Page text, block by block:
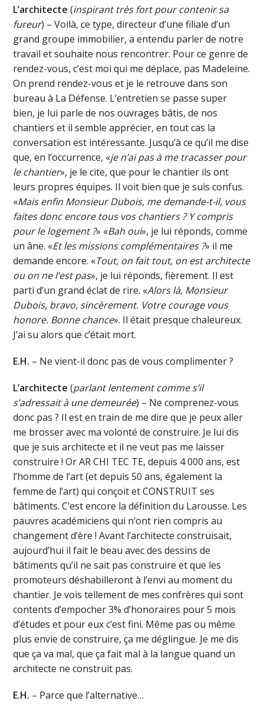
L’architecte (inspirant très fort pour contenir sa
fureur) – Voilà, ce type, directeur d’une filiale d’un
grand groupe immobilier, a entendu parler de notre
travail et souhaite nous rencontrer. Pour ce genre de
rendez-vous, c’est moi qui me déplace, pas Madeleine.
On prend rendez-vous et je le retrouve dans son
bureau à La Défense. L’entretien se passe super
bien, je lui parle de nos ouvrages bâtis, de nos
chantiers et il semble apprécier, en tout cas la
conversation est intéressante. Jusqu’à ce qu’il me dise
que, en l’occurrence, «je n’ai pas à me tracasser pour
le chantier», je le cite, que pour le chantier ils ont
leurs propres équipes. Il voit bien que je suis confus.
«Mais enfin Monsieur Dubois, me demande-t-il, vous
faites donc encore tous vos chantiers ? Y compris
pour le logement ?» «Bah oui», je lui réponds, comme
un âne. «Et les missions complémentaires ?» il me
demande encore. «Tout, on fait tout, on est architecte
ou on ne l’est pas», je lui réponds, fièrement. Il est
parti d’un grand éclat de rire. «Alors là, Monsieur
Dubois, bravo, sincèrement. Votre courage vous
honore. Bonne chance». Il était presque chaleureux.
J’ai su alors que c’était mort.
E.H. – Ne vient-il donc pas de vous complimenter ?
L’architecte (parlant lentement comme s’il
s’adressait à une demeurée) – Ne comprenez-vous
donc pas ? Il est en train de me dire que je peux aller
me brosser avec ma volonté de construire. Je lui dis
que je suis architecte et il ne veut pas me laisser
construire ! Or AR CHI TEC TE, depuis 4 000 ans, est
l’homme de l’art (et depuis 50 ans, également la
femme de l’art) qui conçoit et CONSTRUIT ses
bâtiments. C’est encore la définition du Larousse. Les
pauvres académiciens qui n’ont rien compris au
changement d’ère ! Avant l’architecte construisait,
aujourd’hui il fait le beau avec des dessins de
bâtiments qu’il ne sait pas construire et que les
promoteurs déshabilleront à l’envi au moment du
chantier. Je vois tellement de mes confrères qui sont
contents d’empocher 3% d’honoraires pour 5 mois
d’études et pour eux c’est fini. Même pas ou même
plus envie de construire, ça me déglingue. Je me dis
que ça va mal, que ça fait mal à la langue quand un
architecte ne construit pas.
E.H. – Parce que l’alternative…